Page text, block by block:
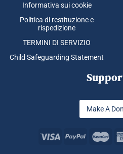
Informativa sui cookie
Politica di restituzione e
rispedizione
TERMINI DI SERVIZIO
Child Safeguarding Statement
Make A